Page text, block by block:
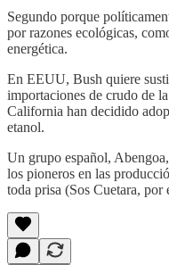
Segundo porque
por razones ecológicas,
energética.
En EEUU, Bush quiere
importaciones de crudo de
California han decidido
etanol.
Un grupo español,
los pioneros en las
toda prisa (Sos Cuetara, por